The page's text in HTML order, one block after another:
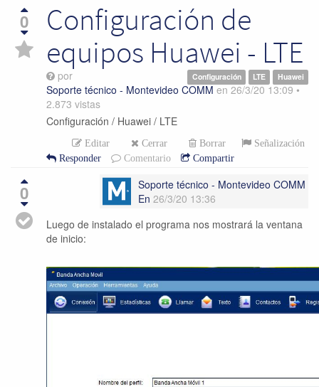
0
Configuración de
equipos Huawei - LTE
Configuración LTE Huawei
por
Soporte técnico - Montevideo COMM en 26/3/20 13:09 •
2.873 vistas
Configuración / Huawei / LTE
Editar Cerrar Borrar
Señalización
Responder
Comentario Compartir
0
Soporte técnico - Montevideo COMM
En 26/3/20 13:36
Luego de instalado el programa nos mostrará la ventana
de inicio: